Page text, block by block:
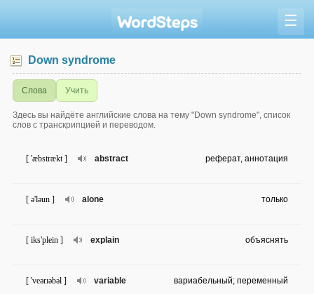
☰
Down syndrome
Слова Учить
Здесь вы найдёте английские слова на тему "Down syndrome", список
слов с транскрипцией и переводом.
abstract
[ 'æbstrækt ] реферат, аннотация
alone
[ ə'ləun ] только
explain
[ iks'plein ] объяснять
variable
[ 'veərɪəbəl ] вариабельный; переменный